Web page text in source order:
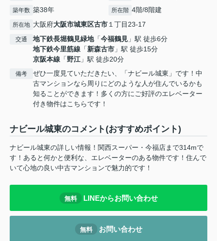
築年数 築38年 所在階 4階/8階建
所在地 大阪府大阪市城東区古市１丁目23-17
交通 地下鉄長堀鶴見緑地「今福鶴見 」駅 徒歩6分
地下鉄今里筋線 「新森古市 」駅 徒歩15分
京阪本線 「野江」駅 徒歩20分
備考
ぜひ一度見ていただきたい、「ナビール城東」です！中
古マンションなら周りにどのような人が住んでいるかも
知ることができます！多くの方にご好評のエレベーター
付き物件はこちらです！
ナビール城東のコメント(おすすめポイント)
ナビール城東の詳しい情報！関西スーパー・今福店まで314mで
す！あると何かと便利な、エレベーターのある物件です！住んで
いて心地の良い中古マンションで魅力的です！
無料 LINEからお問い合わせ
無料 お問い合わせ